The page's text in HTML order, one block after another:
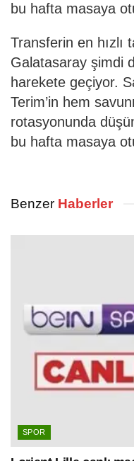
bu hafta masaya
Transferin en hızlı
Galatasaray şimdi
harekete geçiyor.
Terim’in hem
rotasyonunda
bu hafta masaya
Benzer Haberler
SPOR